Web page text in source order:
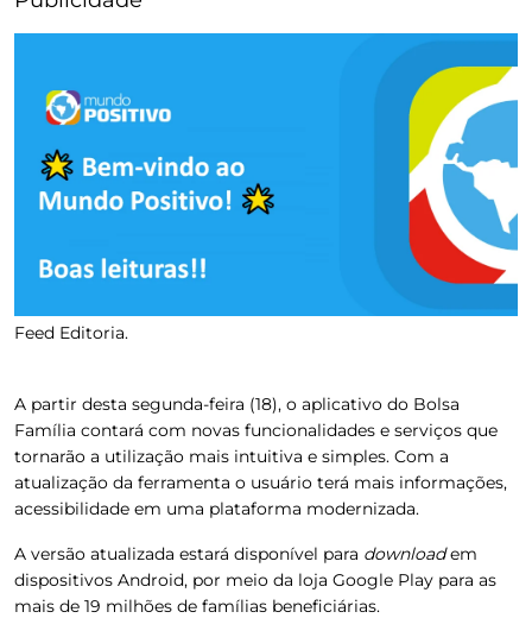
Feed Editoria.
A partir desta segunda-feira (18), o aplicativo do Bolsa
Família contará com novas funcionalidades e serviços que
tornarão a utilização mais intuitiva e simples. Com a
atualização da ferramenta o usuário terá mais informações,
acessibilidade em uma plataforma modernizada.
A versão atualizada estará disponível para downloadem
dispositivos Android, por meio da loja Google Play para as
mais de 19 milhões de famílias beneficiárias.